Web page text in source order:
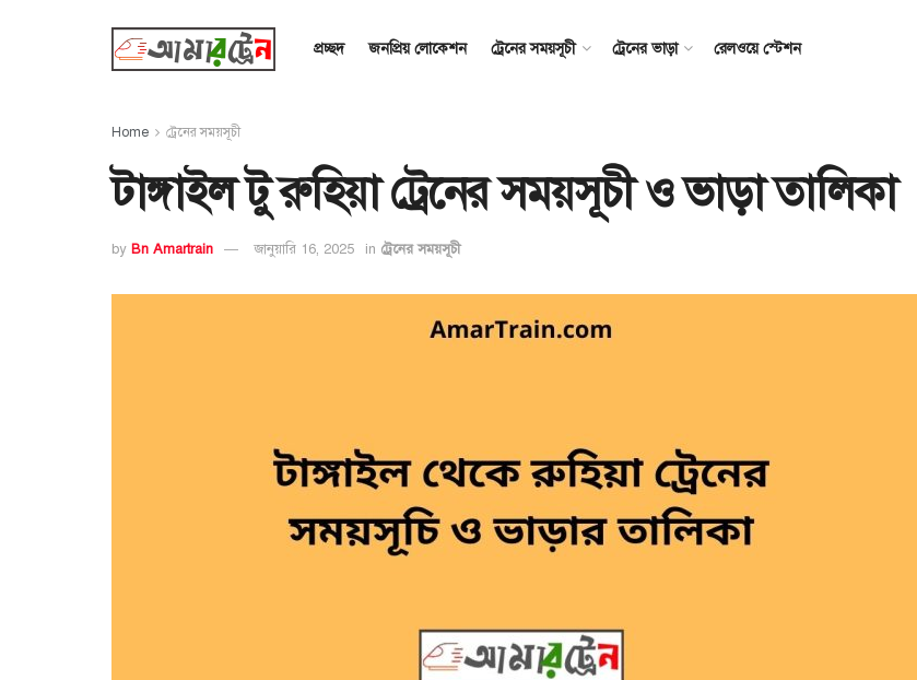
প্রচ্ছদ জনপ্রিয় লোকেশন ট্রেনের সময়সূচী ট্রেনের ভাড়া রেলওয়ে স্টেশন
Home ট্রেনের সময়সূচী
টাঙ্গাইল টু রুহিয়া ট্রেনের সময়সূচী ও ভাড়া তালিকা
by Bn Amartrain জানুয়ারি 16, 2025 in ট্রেনের সময়সূচী